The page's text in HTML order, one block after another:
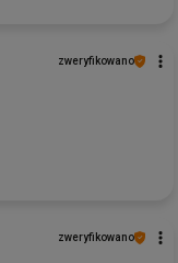
zweryfikowano
zweryfikowano